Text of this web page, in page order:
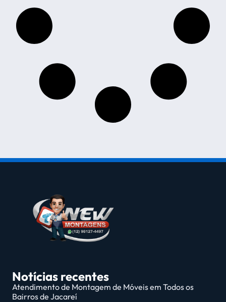
Notícias recentes
Atendimento de Montagem de Móveis em Todos os
Bairros de Jacareí